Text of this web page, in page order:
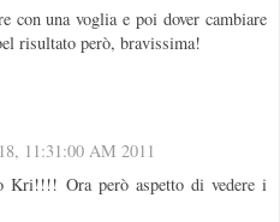
con una voglia e poi dover cambiare
risultato però, bravissima!
11:31:00 AM 2011
Kri!!!! Ora però aspetto di vedere i